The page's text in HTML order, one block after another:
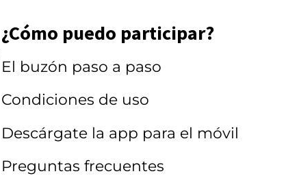
¿Cómo puedo participar?
El buzón paso a paso
Condiciones de uso
Descárgate la app para el móvil
Preguntas frecuentes